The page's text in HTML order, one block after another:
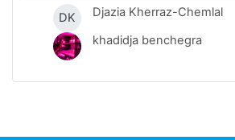
DK
Djazia Kherraz-Chemlal
khadidja benchegra